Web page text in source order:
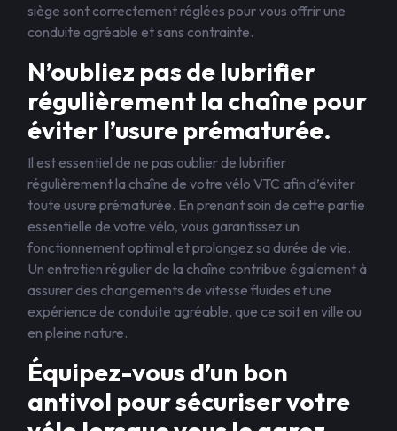
siège sont correctement réglées pour vous offrir une
conduite agréable et sans contrainte.
N’oubliez pas de lubrifier
régulièrement la chaîne pour
éviter l’usure prématurée.
Il est essentiel de ne pas oublier de lubrifier
régulièrement la chaîne de votre vélo VTC afin d’éviter
toute usure prématurée. En prenant soin de cette partie
essentielle de votre vélo, vous garantissez un
fonctionnement optimal et prolongez sa durée de vie.
Un entretien régulier de la chaîne contribue également à
assurer des changements de vitesse fluides et une
expérience de conduite agréable, que ce soit en ville ou
en pleine nature.
Équipez-vous d’un bon
antivol pour sécuriser votre